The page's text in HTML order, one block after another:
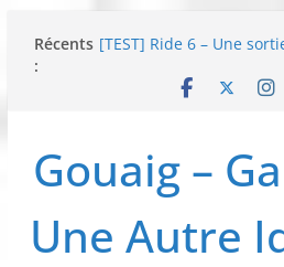
Récents
:
[TEST] Ride 6 – Une
NEOGEO AES+ : La
SWITCH 2 : Nouveaux
Gouaig –
Une Autre